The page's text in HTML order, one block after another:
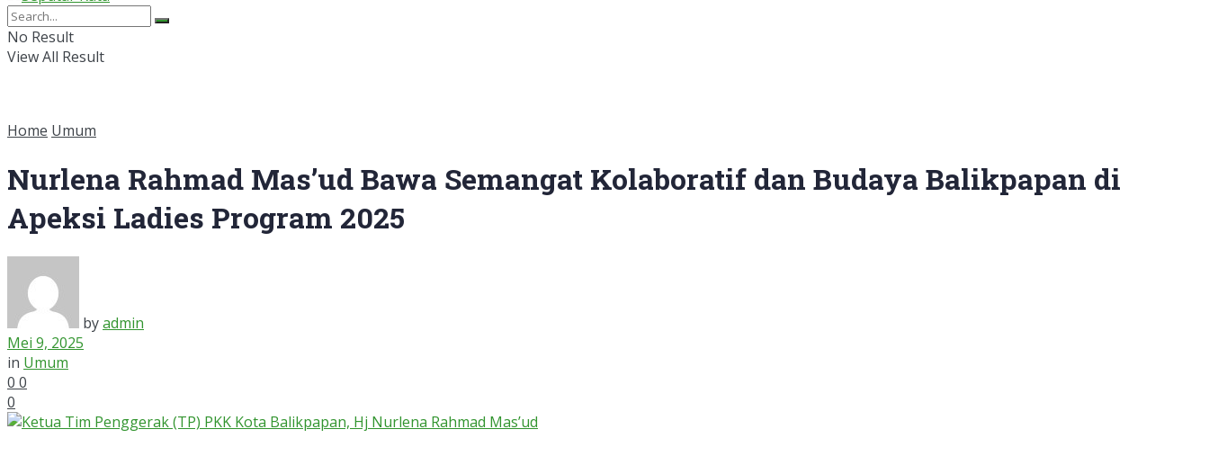
No Result
View All Result
Home Umum
Nurlena Rahmad Mas’ud Bawa Semangat Kolaboratif dan Budaya Balikpapan di
Apeksi Ladies Program 2025
byadmin
Mei 9, 2025
in Umum
0 0
0